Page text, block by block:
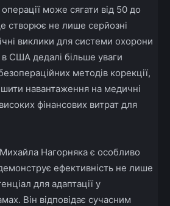
операції може сягати від 50 до
створює не лише серйозні
виклики для системи охорони
США дедалі більше уваги
методів корекції,
навантаження на медичні
фінансових витрат для
Нагорняка є особливо
ефективність не лише
для адаптації у
Він відповідає сучасним